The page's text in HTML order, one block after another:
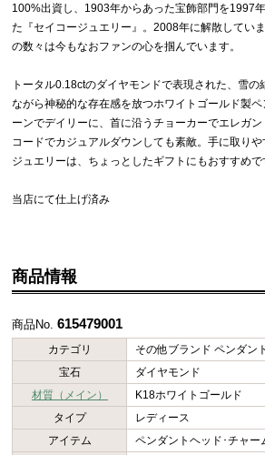
100%出資し、1903年からあった宝飾部門を1997
た『セイコージュエリー』。2008年に解散してい
の数々は今もなおファンの心を掴んでいます。
トータル0.18ctのダイヤモンドで表現された、雪の
ながら神秘的な存在感を放つホワイトゴールド製
ーンでデイリーに、首に沿うチョーカーでエレガ
コードでカジュアルダウンしても素敵。手に取り
ジュエリーは、ちょっとしたギフトにもおすすめで
当店にて仕上げ済み
商品情報
商品No.615479001
カテゴリ
その他ブランド ペンダン
宝石
ダイヤモンド
材質（メイン）
K18ホワイトゴールド
タイプ
レディース
アイテム
ペンダントヘッド･チャー